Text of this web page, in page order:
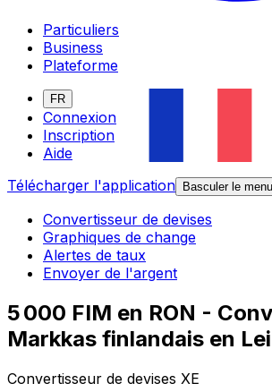
Particuliers
Business
Plateforme
FR
Connexion
Inscription
Aide
Télécharger l'application
Basculer le menu
Convertisseur de devises
Graphiques de change
Alertes de taux
Envoyer de l'argent
5 000 FIM en RON -
Markkas finlandais en
Convertisseur de devises XE